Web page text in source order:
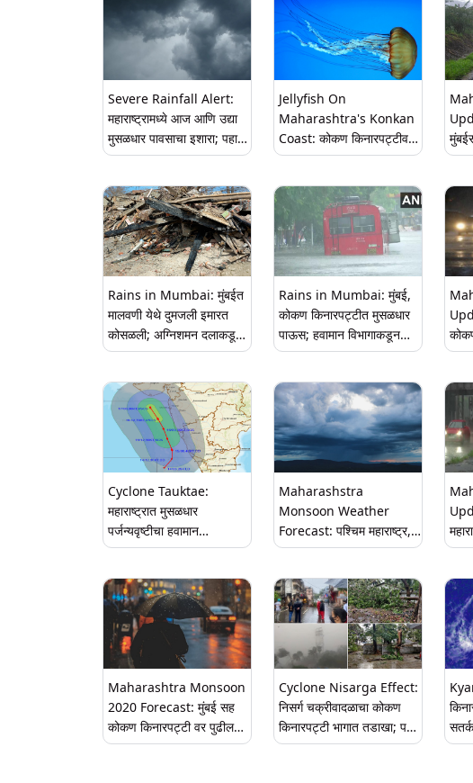
Severe Rainfall Alert:
महाराष्ट्रामध्ये आज आणि उद्या
मुसळधार पावसाचा इशारा; पहा
रायगड, दक्षिण कोकण, मुंबई चा
Jellyfish On
Maharashtra's Konkan
Coast: कोकण किनारपट्टीवर
जेलीफिशचा वावर; सिंधुदुर्ग,
मच्छिमारांवर संकट
Rains in Mumbai: मुंबईत
मालवणी येथे दुमजली इमारत
कोसळली; अग्निशमन दलाकडून
मदत-बचाव कार्य सुरु
Rains in Mumbai: मुंबई,
कोकण किनारपट्टीत मुसळधार
पाऊस; हवामान विभागाकडून
पुढील तीन दिवसांसाठी 'अलर्ट'
Cyclone Tauktae:
महाराष्ट्रात मुसळधार
पर्जन्यवृष्टीचा हवामान
विभागाकडून इशारा, कोकण
Maharashstra
Monsoon Weather
Forecast: पश्चिम महाराष्ट्र,
कोकण किनारपट्टीवर 18-19
ऑरेंज अलर्ट जारी
Maharashtra Monsoon
2020 Forecast: मुंबई सह
कोकण किनारपट्टी वर पुढील
24 - 48 तासांत मुसळधार
Cyclone Nisarga Effect:
निसर्ग चक्रीवादळाचा कोकण
किनारपट्टी भागात तडाखा; पहा
वादळी वाऱ्यासह पावसाचे व्हिडिओ